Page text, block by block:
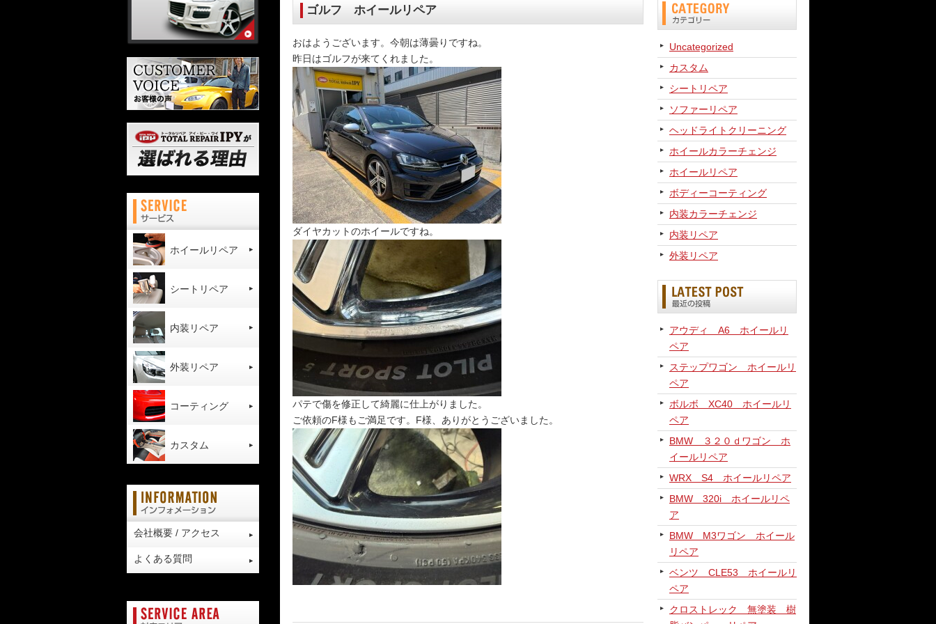
ゴルフ ホイールリペア
おはようございます。今朝は薄曇りですね。
昨日はゴルフが来てくれました。
ダイヤカットのホイールですね。
パテで傷を修正して綺麗に仕上がりました。
ご依頼のF様もご満足です。F様、ありがとうございました。
Uncategorized
カスタム
シートリペア
ソファーリペア
ヘッドライトクリーニング
ホイールカラーチェンジ
ホイールリペア
ボディーコーティング
内装カラーチェンジ
内装リペア
外装リペア
アウディ A6 ホイールリ
ペア
ステップワゴン ホイールリ
ペア
ボルボ XC40 ホイールリ
ペア
BMW ３２０ｄワゴン ホ
イールリペア
WRX S4 ホイールリペア
BMW 320i ホイールリペ
ア
BMW M3ワゴン ホイール
リペア
ベンツ CLE53 ホイールリ
ペア
クロストレック 無塗装 樹
ホイールリペア
シートリペア
内装リペア
外装リペア
コーティング
カスタム
会社概要 / アクセス
よくある質問